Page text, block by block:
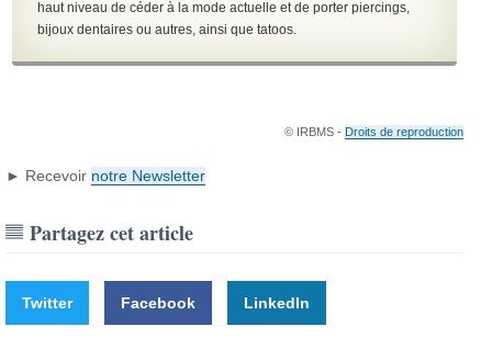
haut niveau de céder à la mode actuelle et de porter piercings,
bijoux dentaires ou autres, ainsi que tatoos.
© IRBMS - Droits de reproduction
► Recevoir notre Newsletter
Partagez cet article
Twitter Facebook LinkedIn